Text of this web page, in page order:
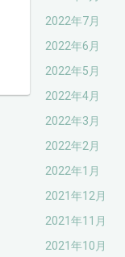
2022年7月
2022年6月
2022年5月
2022年4月
2022年3月
2022年2月
2022年1月
2021年12月
2021年11月
2021年10月